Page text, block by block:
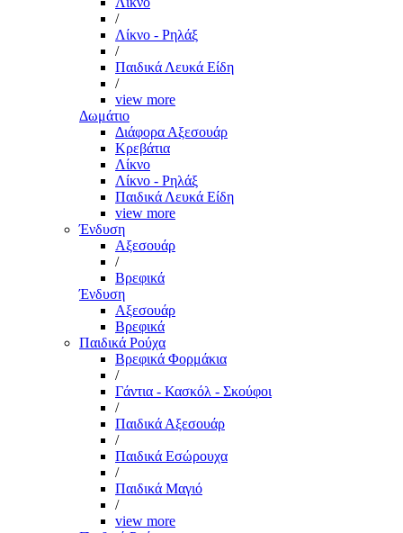
/
Λίκνο - Ρηλάξ
/
Παιδικά Λευκά Είδη
/
view more
Δωμάτιο
Διάφορα Αξεσουάρ
Κρεβάτια
Λίκνο
Λίκνο - Ρηλάξ
Παιδικά Λευκά Είδη
view more
Ένδυση
Αξεσουάρ
/
Βρεφικά
Ένδυση
Αξεσουάρ
Βρεφικά
Παιδικά Ρούχα
Βρεφικά Φορμάκια
/
Γάντια - Κασκόλ - Σκούφοι
/
Παιδικά Αξεσουάρ
/
Παιδικά Εσώρουχα
/
Παιδικά Μαγιό
/
view more